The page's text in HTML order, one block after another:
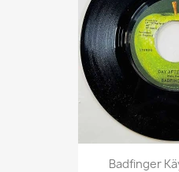
Badfinger